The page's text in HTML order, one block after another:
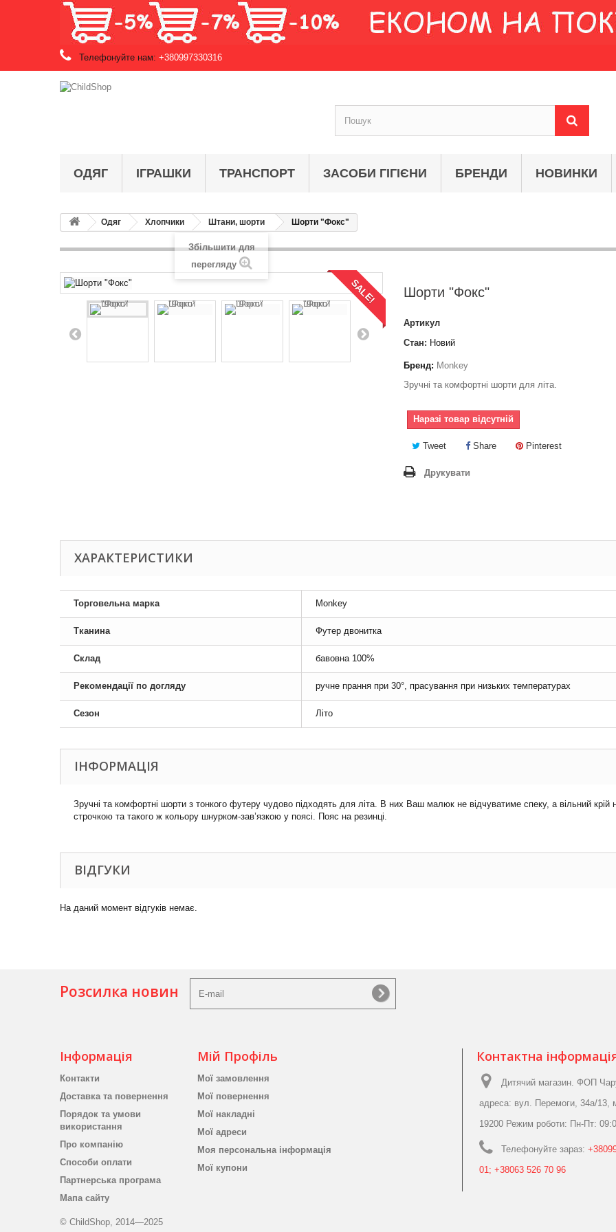
Телефонуйте нам: +380997330316
ОДЯГ ІГРАШКИ ТРАНСПОРТ ЗАСОБИ ГІГІЄНИ БРЕНДИ НОВИНКИ
Одяг Хлопчики Штани, шорти Шорти "Фокс"
SALE!
Збільшити для
перегляду
Шорти "Фокс"
Артикул
Стан: Новий
Бренд: Monkey
Зручні та комфортні шорти для літа.
Наразі товар відсутній
Tweet Share Pinterest
Друкувати
ХАРАКТЕРИСТИКИ
Торговельна марка Monkey
Тканина Футер двонитка
Склад бавовна 100%
Рекомендації по догляду ручне прання при 30°, прасування при низьких температурах
Сезон Літо
ІНФОРМАЦІЯ
Зручні та комфортні шорти з тонкого футеру чудово підходять для літа. В них Ваш малюк не відчуватиме спеку, а вільний
строчкою та такого ж кольору шнурком-зав’язкою у поясі. Пояс на резинці.
ВІДГУКИ
На даний момент відгуків немає.
Розсилка новин
Інформація
Контакти
Доставка та повернення
Порядок та умови
використання
Про компанію
Способи оплати
Партнерська програма
Мапа сайту
© ChildShop, 2014—2025
Мій Профіль
Мої замовлення
Мої повернення
Мої накладні
Мої адреси
Моя персональна інформація
Мої купони
Контактна
Дитячий магазин. ФОП
адреса: вул. Перемоги, 34а/13,
19200 Режим роботи: Пн-Пт:
Телефонуйте зараз:
01; +38063 526 70 96